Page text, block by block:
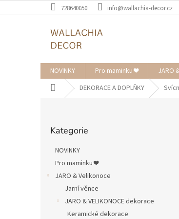
na
728640050 info@wallachia-decor.cz
NOVINKY Pro maminku ❤️ JARO
Domů DEKORACE A DOPLŇKY
kategorie
Kategorie
NOVINKY
Pro maminku ❤️
JARO & Velikonoce
Jarní věnce
JARO & VELIKONOCE dekorace
Keramické dekorace